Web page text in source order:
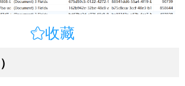
收藏
）